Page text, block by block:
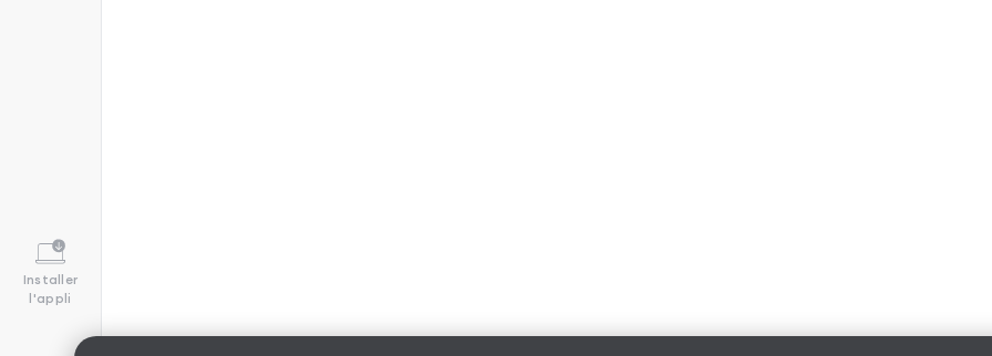
Installer
l'appli